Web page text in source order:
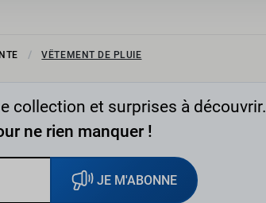
VÊTEMENT DE PLUIE
collection et surprises à découvrir.
ne rien manquer !
JE M'ABONNE